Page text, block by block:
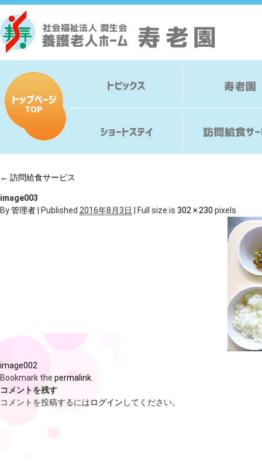
← 訪問給食サービス
image003
By管理者 Published 2016年8月3日 Full size is 302 × 230 pixels
image002
Bookmark the permalink
コメントを残す
コメントを投稿するにはログイン してください。